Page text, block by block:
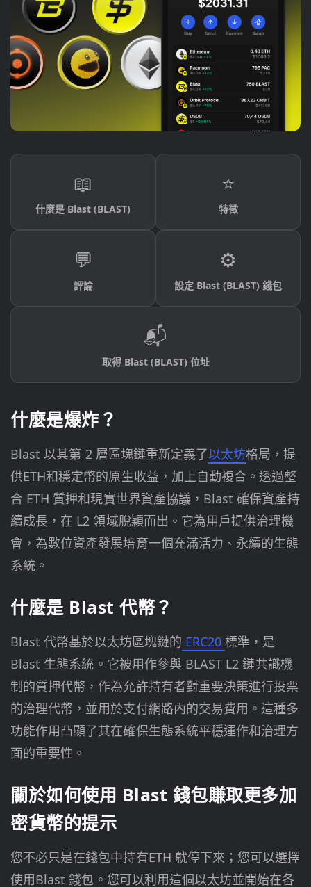
📖
什麼是 Blast (BLAST)
⭐
特徵
💬
評論
⚙️
設定 Blast (BLAST) 錢包
📬
取得 Blast (BLAST) 位址
什麼是爆炸？
Blast 以其第 2 層區塊鏈重新定義了以太坊格局，提
供ETH和穩定幣的原生收益，加上自動複合。透過整
合 ETH 質押和現實世界資產協議，Blast 確保資產持
續成長，在 L2 領域脫穎而出。它為用戶提供治理機
會，為數位資產發展培育一個充滿活力、永續的生態
系統。
什麼是 Blast 代幣？
Blast 代幣基於以太坊區塊鏈的 ERC20標準，是
Blast 生態系統。它被用作參與 BLAST L2 鏈共識機
制的質押代幣，作為允許持有者對重要決策進行投票
的治理代幣，並用於支付網路內的交易費用。這種多
功能作用凸顯了其在確保生態系統平穩運作和治理方
面的重要性。
關於如何使用 Blast 錢包賺取更多加
密貨幣的提示
您不必只是在錢包中持有ETH 就停下來；您可以選擇
使用Blast 錢包。您可以利用這個以太坊並開始在各